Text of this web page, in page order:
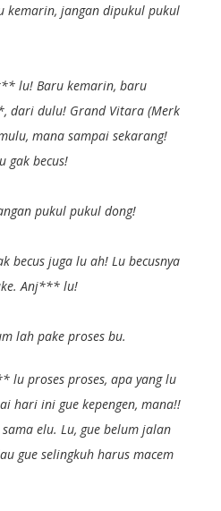
kemarin, jangan dipukul pukul
lu! Baru kemarin, baru
dari dulu! Grand Vitara (Merk
mana sampai sekarang!
gak becus!
pukul pukul dong!
becus juga lu ah! Lu becusnya
Anj*** lu!
lah pake proses bu.
lu proses proses, apa yang lu
hari ini gue kepengen, mana!!
elu. Lu, gue belum jalan
gue selingkuh harus macem